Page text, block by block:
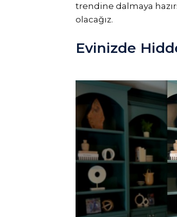
trendine dalmaya
olacağız.
Evinizde